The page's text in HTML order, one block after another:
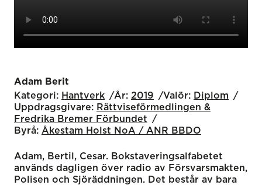
Adam Berit
Kategori: Hantverk År: 2019 Valör: Diplom
Uppdragsgivare: Rättviseförmedlingen &
Fredrika Bremer Förbundet
Byrå: Åkestam Holst NoA / ANR BBDO
Adam, Bertil, Cesar. Bokstaveringsalfabetet
används dagligen över radio av Försvarsmakten,
Polisen och Sjöräddningen. Det består av bara